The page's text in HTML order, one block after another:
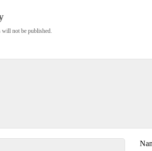
will not be published.